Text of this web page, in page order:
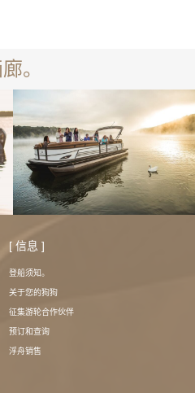
。
[ 信息 ]
登船须知。
关于您的狗狗
征集游轮合作伙伴
预订和查询
浮舟销售